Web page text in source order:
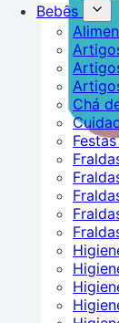
Bebês
Chá